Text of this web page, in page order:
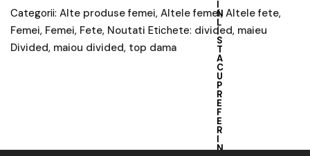
Î
N
L
I
S
T
A
C
U
P
R
E
F
E
R
I
N
Categorii: Alte produse femei, Altele femei, Altele fete,
Femei, Femei, Fete, Noutati Etichete: divided, maieu
Divided, maiou divided, top dama